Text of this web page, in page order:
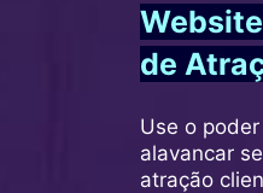
de
Use o
alavancar
atração